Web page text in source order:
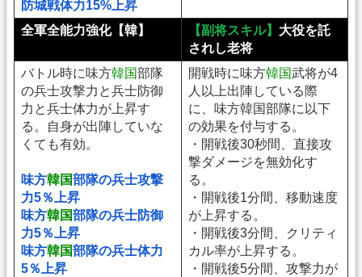
防城戦体力15%上昇
全軍全能力強化【韓】 【副将スキル】 大役を託
されし老将
バトル時に味方韓国部隊
の兵士攻撃力と兵士防御
力と兵士体力が上昇す
る。自身が出陣していな
くても有効。
味方韓国部隊の兵士攻撃
力5％上昇
味方韓国部隊の兵士防御
力5％上昇
味方韓国部隊の兵士体力
5％上昇
開戦時に味方韓国武将が4
人以上出陣している際
に、味方韓国部隊に以下
の効果を付与する。
・開戦後30秒間、直接攻
撃ダメージを無効化す
る。
・開戦後1分間、移動速度
が上昇する。
・開戦後3分間、クリティ
カル率が上昇する。
・開戦後5分間、攻撃力が